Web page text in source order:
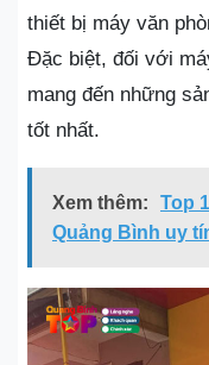
thiết bị máy văn
Đặc biệt, đối với
mang đến những
tốt nhất.
Xem thêm:
Top
Quảng Bình uy